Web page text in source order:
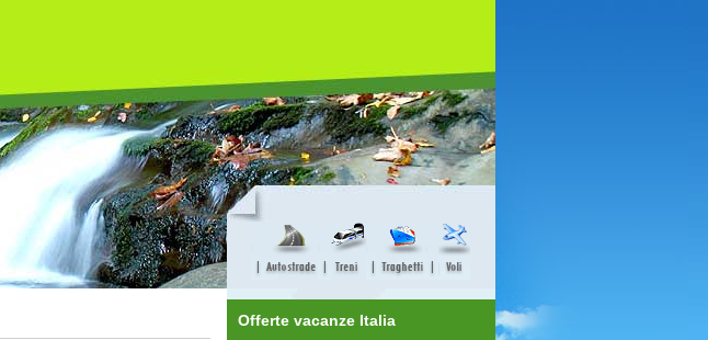
Offerte vacanze Italia